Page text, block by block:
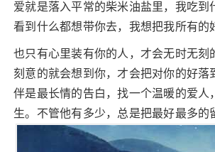
爱就是落入平常的柴米油盐里，我吃到
看到什么都想带你去，我想把我所有的
也只有心里装有你的人，才会无时无刻
刻意的就会想到你，才会把对你的好落
伴是最长情的告白，找一个温暖的爱人
生。不管他有多少，总是把最好最多的